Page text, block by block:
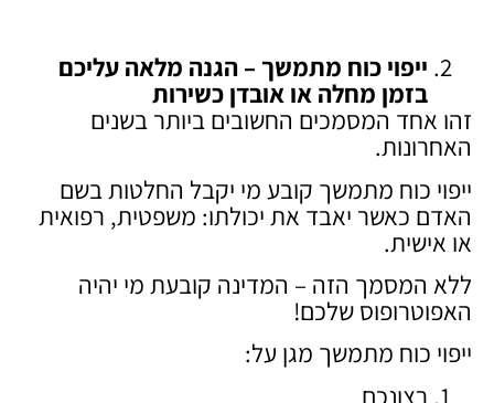
ייפוי כוח מתמשך – הגנה מלאה עליכם
בזמן מחלה או אובדן כשירות
זהו אחד המסמכים החשובים ביותר בשנים
האחרונות.
ייפוי כוח מתמשך קובע מי יקבל החלטות בשם
האדם כאשר יאבד את יכולתו: משפטית, רפואית
או אישית.
ללא המסמך הזה – המדינה קובעת מי יהיה
האפוטרופוס שלכם!
ייפוי כוח מתמשך מגן על:
רצונכם